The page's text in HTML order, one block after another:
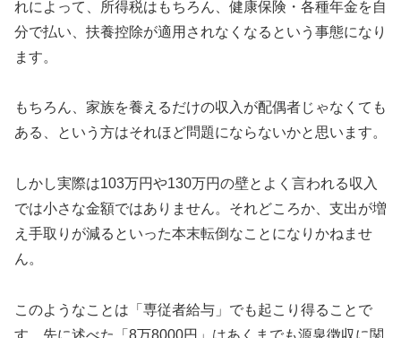
れによって、所得税はもちろん、健康保険・各種年金を自
分で払い、扶養控除が適用されなくなるという事態になり
ます。
もちろん、家族を養えるだけの収入が配偶者じゃなくても
ある、という方はそれほど問題にならないかと思います。
しかし実際は103万円や130万円の壁とよく言われる収入
では小さな金額ではありません。それどころか、支出が増
え手取りが減るといった本末転倒なことになりかねませ
ん。
このようなことは「専従者給与」でも起こり得ることで
す。先に述べた「8万8000円」はあくまでも源泉徴収に関